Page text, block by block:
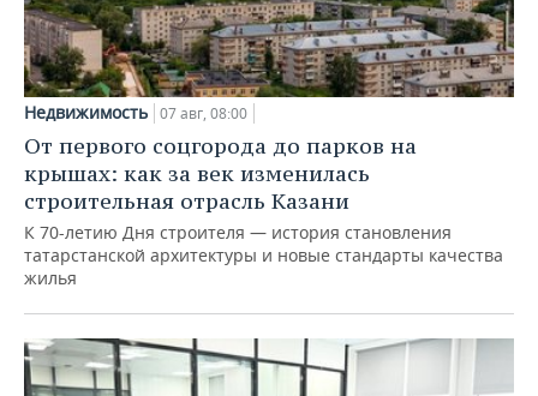
Недвижимость 07 авг, 08:00
От первого соцгорода до парков на
крышах: как за век изменилась
строительная отрасль Казани
К 70-летию Дня строителя — история становления
татарстанской архитектуры и новые стандарты качества
жилья